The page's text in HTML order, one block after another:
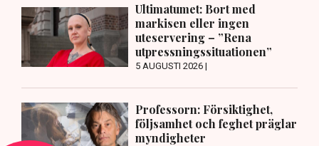
Ultimatumet: Bort med
markisen eller ingen
uteservering – ”Rena
utpressningssituationen”
5 AUGUSTI 2026 |
Professorn: Försiktighet,
följsamhet och feghet präglar
myndigheter